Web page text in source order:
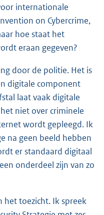
internationale
on Cybercrime,
hoe staat het
eraan gegeven?
door de politie. Het is
digitale component
laat vaak digitale
niet over criminele
wordt gepleegd. Ik
na geen beeld hebben
er standaard digitaal
onderdeel zijn van zo
het toezicht. Ik spreek